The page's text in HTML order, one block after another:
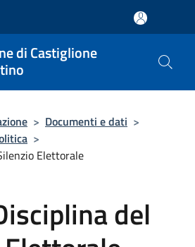
di Castiglione
> Documenti e dati >
>
Elettorale
del